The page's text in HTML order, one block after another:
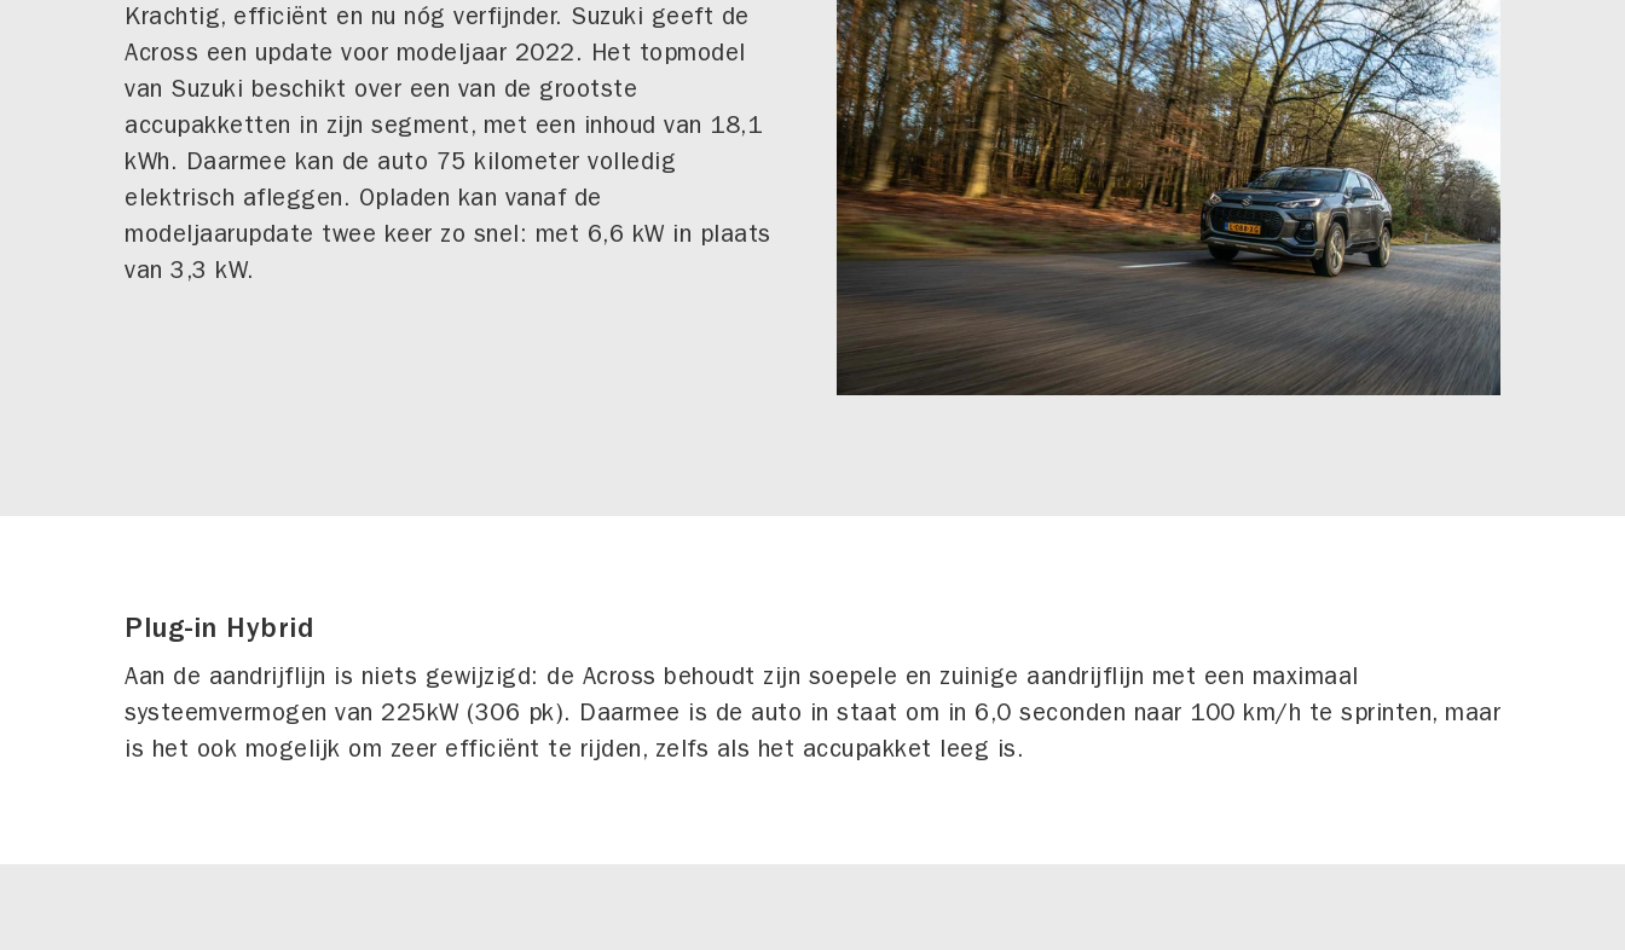
Krachtig, efficiënt en nu nóg verfijnder. Suzuki geeft de
Across een update voor modeljaar 2022. Het topmodel
van Suzuki beschikt over een van de grootste
accupakketten in zijn segment, met een inhoud van 18,1
kWh. Daarmee kan de auto 75 kilometer volledig
elektrisch afleggen. Opladen kan vanaf de
modeljaarupdate twee keer zo snel: met 6,6 kW in plaats
van 3,3 kW.
Plug-in Hybrid
Aan de aandrijflijn is niets gewijzigd: de Across behoudt zijn soepele en zuinige aandrijflijn met een maximaal
systeemvermogen van 225kW (306 pk). Daarmee is de auto in staat om in 6,0 seconden naar 100 km/h te sprinten, maar
is het ook mogelijk om zeer efficiënt te rijden, zelfs als het accupakket leeg is.